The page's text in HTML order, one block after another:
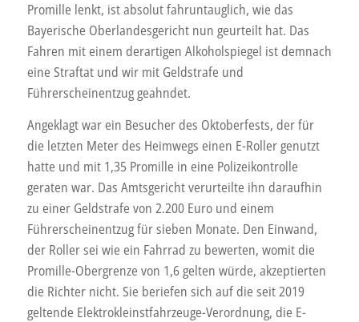
Promille lenkt, ist absolut fahruntauglich, wie das
Bayerische Oberlandesgericht nun geurteilt hat. Das
Fahren mit einem derartigen Alkoholspiegel ist demnach
eine Straftat und wir mit Geldstrafe und
Führerscheinentzug geahndet.
Angeklagt war ein Besucher des Oktoberfests, der für
die letzten Meter des Heimwegs einen E-Roller genutzt
hatte und mit 1,35 Promille in eine Polizeikontrolle
geraten war. Das Amtsgericht verurteilte ihn daraufhin
zu einer Geldstrafe von 2.200 Euro und einem
Führerscheinentzug für sieben Monate. Den Einwand,
der Roller sei wie ein Fahrrad zu bewerten, womit die
Promille-Obergrenze von 1,6 gelten würde, akzeptierten
die Richter nicht. Sie beriefen sich auf die seit 2019
geltende Elektrokleinstfahrzeuge-Verordnung, die E-